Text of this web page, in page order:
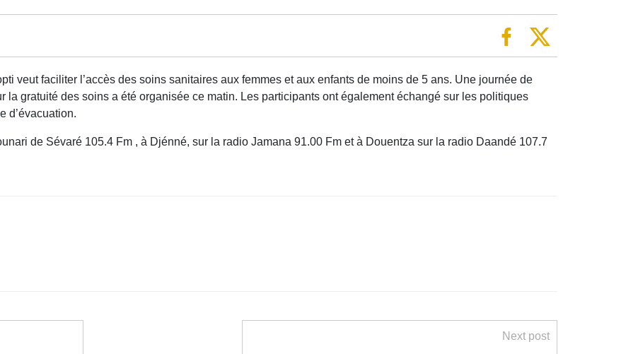
veut faciliter l’accès des soins sanitaires aux femmes et aux enfants de moins de 5 ans. Une journée de
gratuité des soins a été organisée ce matin. Les participants ont également échangé sur les politiques
d’évacuation.
de Sévaré 105.4 Fm , à Djénné, sur la radio Jamana 91.00 Fm et à Douentza sur la radio Daandé 107.7
Next post